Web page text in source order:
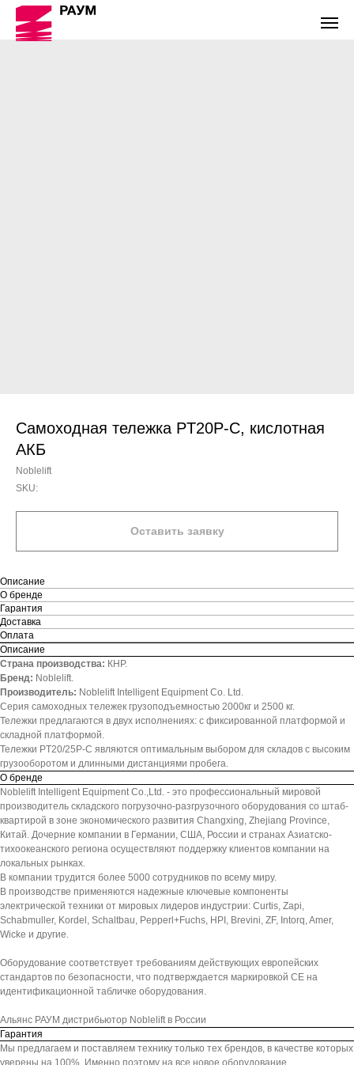
Самоходная тележка PT20P-C, кислотная
АКБ
Noblelift
SKU:
Оставить заявку
Описание
О бренде
Гарантия
Доставка
Оплата
Описание
Страна производства: КНР.
Бренд: Noblelift.
Производитель: Noblelift Intelligent Equipment Co. Ltd.
Серия самоходных тележек грузоподъемностью 2000кг и 2500 кг.
Тележки предлагаются в двух исполнениях: с фиксированной платформой и
складной платформой.
Тележки PT20/25P-C являются оптимальным выбором для складов с высоким
грузооборотом и длинными дистанциями пробега.
О бренде
Noblelift Intelligent Equipment Co.,Ltd. - это профессиональный мировой
производитель складского погрузочно-разгрузочного оборудования со штаб-
квартирой в зоне экономического развития Changxing, Zhejiang Province,
Китай. Дочерние компании в Германии, США, России и странах Азиатско-
тихоокеанского региона осуществляют поддержку клиентов компании на
локальных рынках.
В компании трудится более 5000 сотрудников по всему миру.
В производстве применяются надежные ключевые компоненты
электрической техники от мировых лидеров индустрии: Curtis, Zapi,
Schabmuller, Kordel, Schaltbau, Pepperl+Fuchs, HPI, Brevini, ZF, Intorq, Amer,
Wicke и другие.
Оборудование соответствует требованиям действующих европейских
стандартов по безопасности, что подтверждается маркировкой СЕ на
идентификационной табличке оборудования.
Альянс РАУМ дистрибьютор Noblelift в России
Гарантия
Мы предлагаем и поставляем технику только тех брендов, в качестве которых